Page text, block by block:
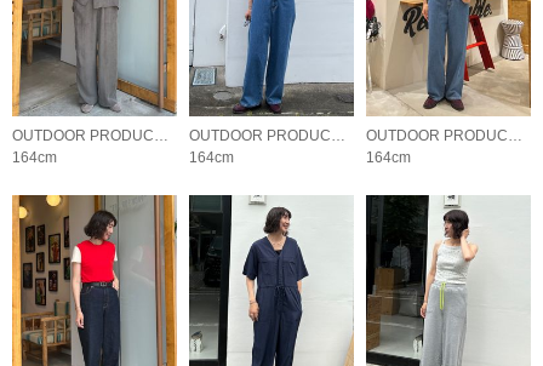
164cm
164cm
164cm